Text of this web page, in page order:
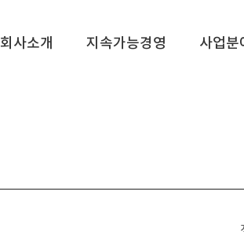
회사소개 지속가능경영 사업분